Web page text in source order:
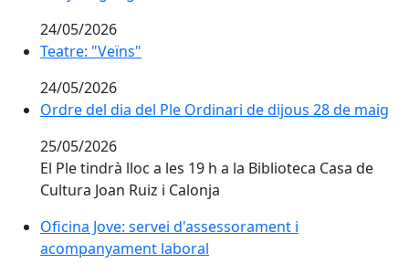
24/05/2026
Teatre: "Veïns"
Teatre: "Veïns"
24/05/2026
Ordre del dia del Ple Ordinari de dijous 28 de maig
Ordre del dia del Ple Ordinari de dijous 28 de maig
25/05/2026
El Ple tindrà lloc a les 19 h a la Biblioteca Casa de
Cultura Joan Ruiz i Calonja
Oficina Jove: servei d'assessorament i
acompanyament laboral
Oficina Jove: servei d'assessorament i
acompanyament laboral